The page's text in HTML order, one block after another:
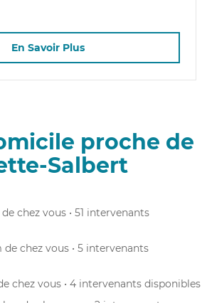
En Savoir Plus
proche de
Salbert
de chez vous • 51 intervenants
de chez vous • 5 intervenants
chez vous • 4 intervenants disponibles